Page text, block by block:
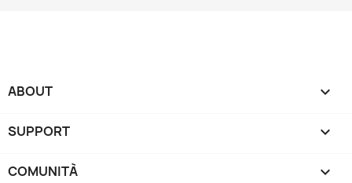
ABOUT 
SUPPORT 
COMUNITÀ 